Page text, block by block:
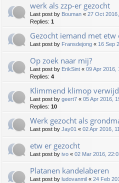
werk als zzp-er gezocht
Last post by Bouman « 27 Oct
Replies: 1
Gezocht iemand met
Last post by Fransdejong « 16 Sep
Op zoek naar mij?
Last post by ErikSint « 09 Apr 2016,
Replies: 4
Klimmend klimop
Last post by geert7 « 05 Apr 2016,
Replies: 10
Werk gezocht als
Last post by Jay01 « 02 Apr 2016,
etw er gezocht
Last post by ivo « 02 Mar 2016,
Platanen kandelaberen
Last post by ludovanmil « 24 Feb